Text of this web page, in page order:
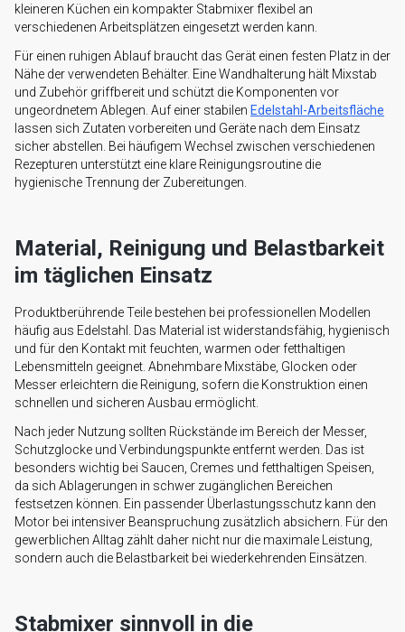
kleineren Küchen ein kompakter Stabmixer flexibel an
verschiedenen Arbeitsplätzen eingesetzt werden kann.
Für einen ruhigen Ablauf braucht das Gerät einen festen Platz in der
Nähe der verwendeten Behälter. Eine Wandhalterung hält Mixstab
und Zubehör griffbereit und schützt die Komponenten vor
ungeordnetem Ablegen. Auf einer stabilen Edelstahl-Arbeitsfläche
lassen sich Zutaten vorbereiten und Geräte nach dem Einsatz
sicher abstellen. Bei häufigem Wechsel zwischen verschiedenen
Rezepturen unterstützt eine klare Reinigungsroutine die
hygienische Trennung der Zubereitungen.
Material, Reinigung und Belastbarkeit
im täglichen Einsatz
Produktberührende Teile bestehen bei professionellen Modellen
häufig aus Edelstahl. Das Material ist widerstandsfähig, hygienisch
und für den Kontakt mit feuchten, warmen oder fetthaltigen
Lebensmitteln geeignet. Abnehmbare Mixstäbe, Glocken oder
Messer erleichtern die Reinigung, sofern die Konstruktion einen
schnellen und sicheren Ausbau ermöglicht.
Nach jeder Nutzung sollten Rückstände im Bereich der Messer,
Schutzglocke und Verbindungspunkte entfernt werden. Das ist
besonders wichtig bei Saucen, Cremes und fetthaltigen Speisen,
da sich Ablagerungen in schwer zugänglichen Bereichen
festsetzen können. Ein passender Überlastungsschutz kann den
Motor bei intensiver Beanspruchung zusätzlich absichern. Für den
gewerblichen Alltag zählt daher nicht nur die maximale Leistung,
sondern auch die Belastbarkeit bei wiederkehrenden Einsätzen.
Stabmixer sinnvoll in die